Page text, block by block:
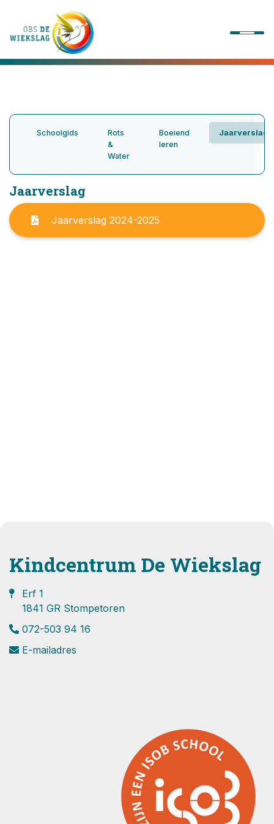
Ons onderwijs
Onze activiteiten
Praktische informatie
Kennismaking
Schoolgids
Rots
&
Water
Boeiend
leren
Jaarverslag
Jaarverslag
Jaarverslag 2024-2025
Kindcentrum De Wiekslag
Erf 1
1841 GR Stompetoren
072-503 94 16
E-mailadres